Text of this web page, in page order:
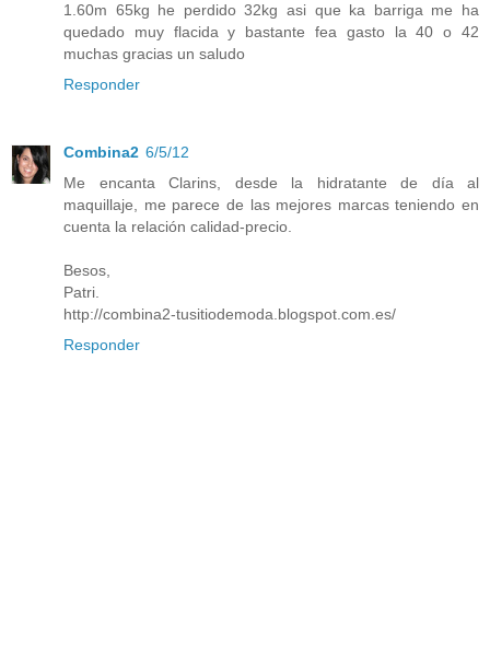
1.60m 65kg he perdido 32kg asi que ka barriga me ha
quedado muy flacida y bastante fea gasto la 40 o 42
muchas gracias un saludo
Responder
Combina2 6/5/12
Me encanta Clarins, desde la hidratante de día al
maquillaje, me parece de las mejores marcas teniendo en
cuenta la relación calidad-precio.
Besos,
Patri.
http://combina2-tusitiodemoda.blogspot.com.es/
Responder